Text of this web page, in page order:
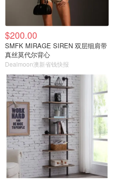
$200.00
SMFK MIRAGE SIREN 双层细肩带
真丝莫代尔背心
Dealmoon澳新省钱快报